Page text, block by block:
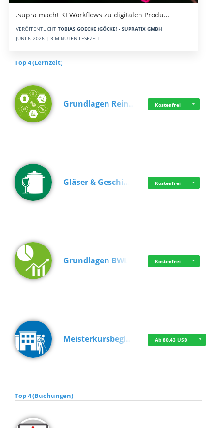
.supra macht KI Workflows zu digitalen Produ…
VERÖFFENTLICHT TOBIAS GOECKE (GÖCKE) - SUPRATIX GMBH
JUNI 6, 2026 | 3 MINUTEN LESEZEIT
Top 4 (Lernzeit)
Grundlagen Rein… Kostenfrei
Gläser & Geschi… Kostenfrei
Grundlagen BWL Kostenfrei
Meisterkursbegl… Ab 80,43 USD
Top 4 (Buchungen)